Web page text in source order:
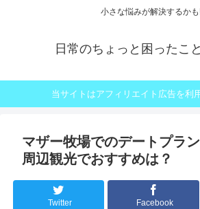
小さな悩みが解決するか
日常のちょっと困ったこ
当サイトはアフィリエイト広告を利
マザー牧場でのデートプラ
周辺観光でおすすめは？
Twitter Facebook